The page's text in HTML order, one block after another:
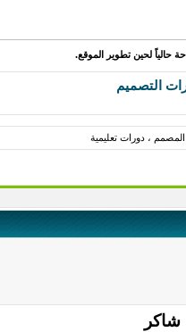
حالياً لحين تطوير الموقع.
التصميم
، دورات تعليمية